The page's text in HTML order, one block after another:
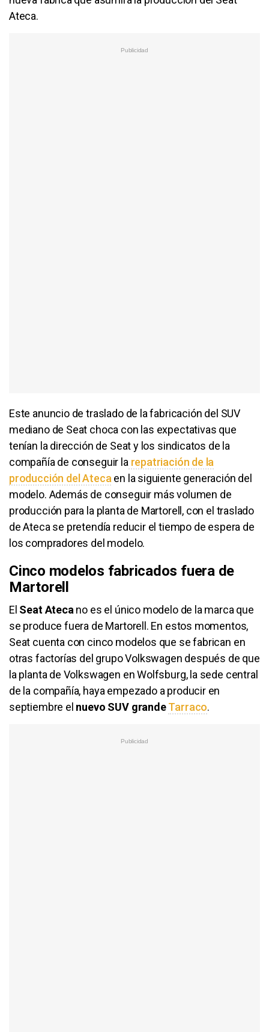
Ateca.
Este anuncio de traslado de la fabricación del SUV
mediano de Seat choca con las expectativas que
tenían la dirección de Seat y los sindicatos de la
compañía de conseguir la repatriación de la
producción del Ateca en la siguiente generación del
modelo. Además de conseguir más volumen de
producción para la planta de Martorell, con el traslado
de Ateca se pretendía reducir el tiempo de espera de
los compradores del modelo.
Cinco modelos fabricados fuera de
Martorell
El Seat Ateca no es el único modelo de la marca que
se produce fuera de Martorell. En estos momentos,
Seat cuenta con cinco modelos que se fabrican en
otras factorías del grupo Volkswagen después de que
la planta de Volkswagen en Wolfsburg, la sede central
de la compañía, haya empezado a producir en
septiembre el nuevo SUV grandeTarraco.